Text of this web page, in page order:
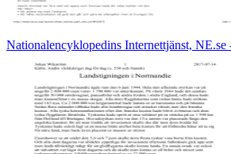
Nationalencyklopedins Internettjänst, NE.se